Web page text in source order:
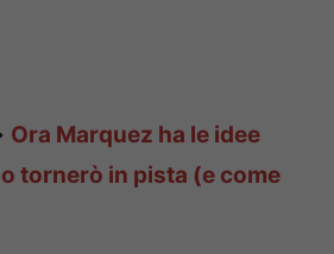
Ora Marquez ha le idee
tornerò in pista (e come